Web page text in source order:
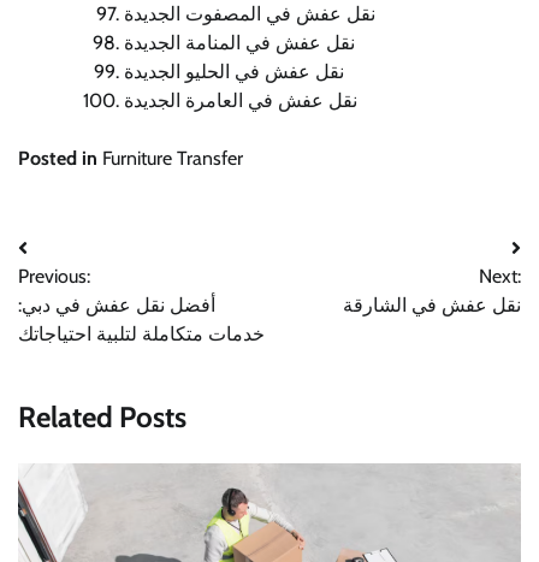
نقل عفش في المصفوت الجديدة
نقل عفش في المنامة الجديدة
نقل عفش في الحليو الجديدة
نقل عفش في العامرة الجديدة
Posted in Furniture Transfer
Post
navigation
Previous:
أفضل نقل عفش في دبي:
خدمات متكاملة لتلبية احتياجاتك
Next:
نقل عفش في الشارقة
Related Posts